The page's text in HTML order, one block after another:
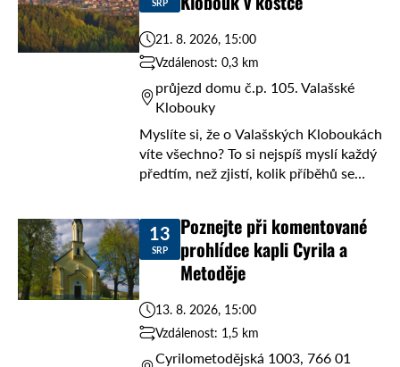
SRP
21. 8. 2026, 15:00
Vzdálenost: 0,3 km
průjezd domu č.p. 105. Valašské
Klobouky
Myslíte si, že o Valašských Kloboukách
víte všechno? To si nejspíš myslí každý
předtím, než zjistí, kolik příběhů se
13
SRP
Poznejte při komentované
prohlídce kapli Cyrila a
Metoděje
13. 8. 2026, 15:00
Vzdálenost: 1,5 km
Cyrilometodějská 1003, 766 01